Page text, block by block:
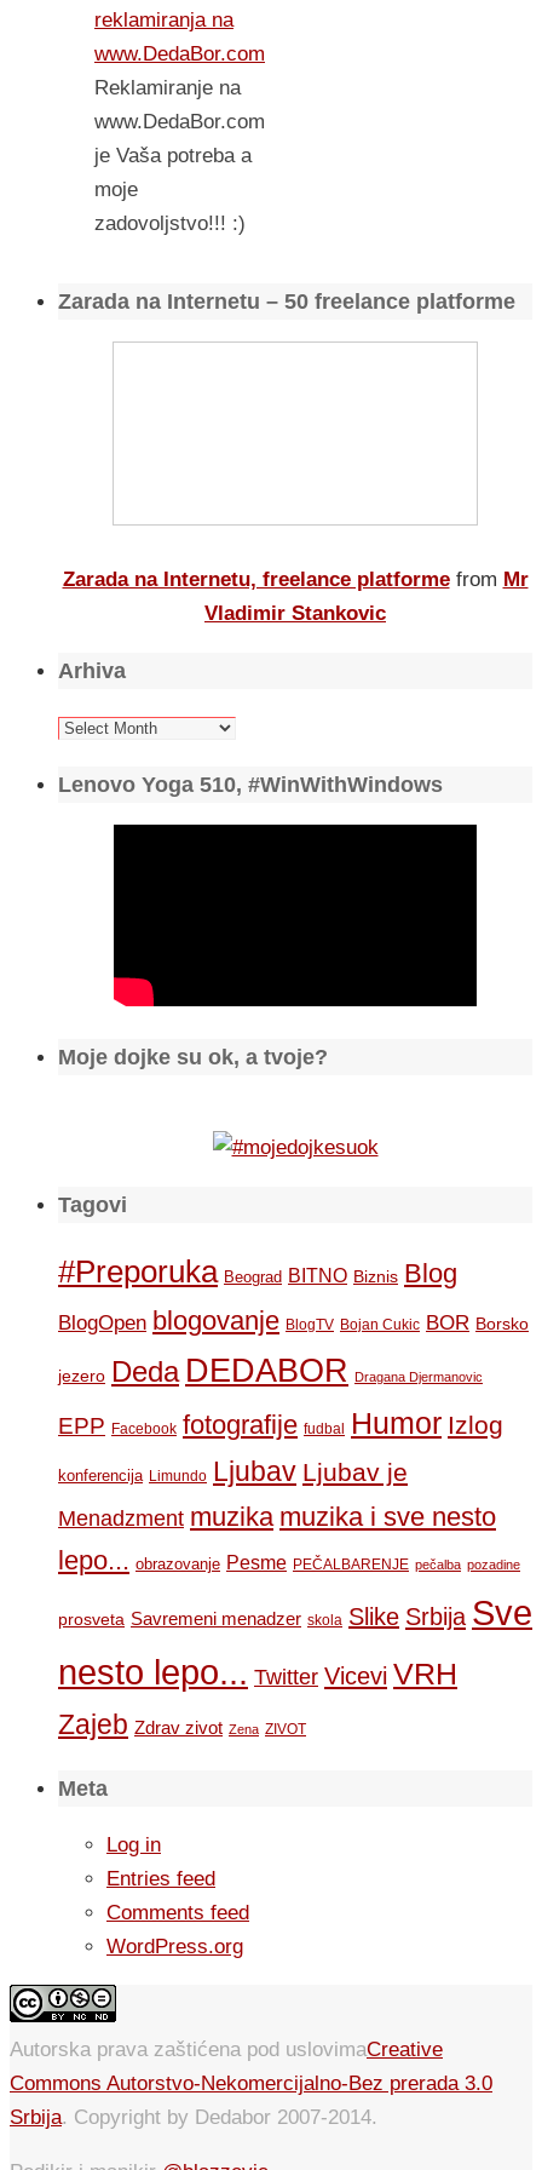
reklamiranja na
www.DedaBor.com
Reklamiranje na
www.DedaBor.com
je Vaša potreba a
moje
zadovoljstvo!!! :)
Zarada na Internetu – 50 freelance platforme
Zarada na Internetu, freelance platforme from Mr
Vladimir Stankovic
Arhiva
Arhiva
Lenovo Yoga 510, #WinWithWindows
Moje dojke su ok, a tvoje?
Tagovi
#Preporuka Beograd BITNO Biznis Blog
BlogOpen blogovanje BlogTV Bojan Cukic BOR Borsko
jezero Deda DEDABOR Dragana Djermanovic
EPP Facebook fotografije fudbal Humor Izlog
konferencija Limundo Ljubav Ljubav je
Menadzment muzika muzika i sve nesto
lepo... obrazovanje Pesme PEČALBARENJE pečalba pozadine
prosveta Savremeni menadzer skola Slike Srbija Sve
nesto lepo... Twitter Vicevi VRH
Zajeb Zdrav zivot Zena ZIVOT
Meta
Log in
Entries feed
Comments feed
WordPress.org
Autorska prava zaštićena pod uslovimaCreative
Commons Autorstvo-Nekomercijalno-Bez prerada 3.0
Srbija. Copyright by Dedabor 2007-2014.